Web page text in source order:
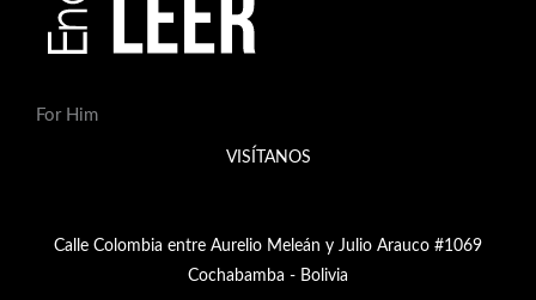
For Him
VISÍTANOS
Calle Colombia entre Aurelio Meleán y Julio Arauco #1069
Cochabamba - Bolivia